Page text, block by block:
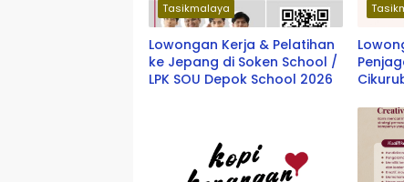
Tasikmalaya
Lowongan Kerja & Pelatihan
ke Jepang di Soken School /
LPK SOU Depok School 2026